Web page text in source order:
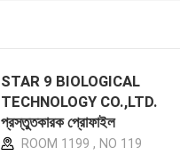
STAR 9 BIOLOGICAL
TECHNOLOGY CO.,LTD.
প্রস্তুতকারক প্রোফাইল
ROOM 1199 , NO 119